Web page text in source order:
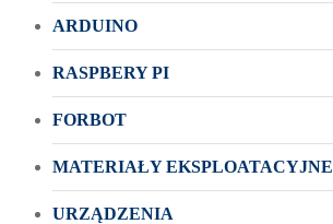
ARDUINO
RASPBERY PI
FORBOT
MATERIAŁY EKSPLOATACYJNE
URZĄDZENIA